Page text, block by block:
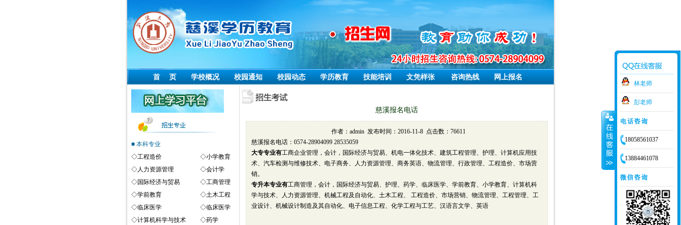
首 页 学校概况 校园通知 校园动态 学历教育 技能培训 文凭样张 咨询热线 网上报名
■ 本科专业
◇工程造价 ◇小学教育
◇人力资源管理 ◇会计学
◇国际经济与贸易 ◇工商管理
◇学前教育 ◇土木工程
◇临床医学 ◇临床医学
◇计算机科学与技术 ◇药学
慈溪报名电话
作者：admin 发布时间：2016-11-8 点击数：76611
慈溪报名电话：0574-28904099 28535059
大专专业有工商企业管理，会计，国际经济与贸易、机电一体化技术、建筑工程管理、护理、计算机应用技
术、汽车检测与维修技术、电子商务、人力资源管理、商务英语、物流管理、行政管理、工程造价、市场营
销。
专升本专业有工商管理，会计，国际经济与贸易、护理、药学、临床医学、学前教育、小学教育、计算机科
学与技术、人力资源管理、机械工程及自动化、土木工程、 工程造价、市场营销、物流管理、工程管理、工
业设计、机械设计制造及其自动化、电子信息工程、化学工程与工艺、汉语言文学、英语
林老师
彭老师
18058561037
13884461078